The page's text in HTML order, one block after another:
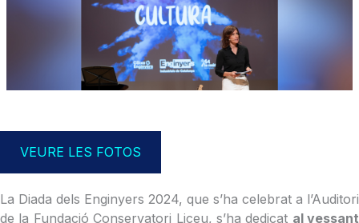
VEURE LES FOTOS
La Diada dels Enginyers 2024, que s’ha celebrat a l’Auditori
de la Fundació Conservatori Liceu, s’ha dedicat al vessant